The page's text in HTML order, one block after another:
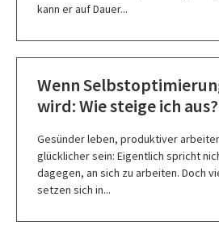
kann er auf Dauer...
Wenn
wird: Wie steige ich aus?
Gesünder leben, produktiver
glücklicher sein: Eigentlich spricht
dagegen, an sich zu arbeiten. Doch
setzen sich in...